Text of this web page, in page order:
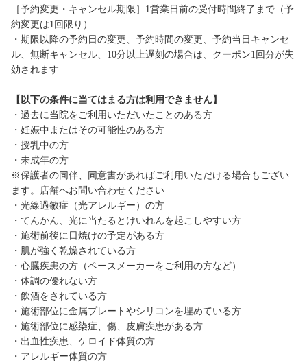
［予約変更・キャンセル期限］1営業日前の受付時間終了まで（予
約変更は1回限り）
・期限以降の予約日の変更、予約時間の変更、予約当日キャンセ
ル、無断キャンセル、10分以上遅刻の場合は、クーポン1回分が失
効されます
【以下の条件に当てはまる方は利用できません】
・過去に当院をご利用いただいたことのある方
・妊娠中またはその可能性のある方
・授乳中の方
・未成年の方
※保護者の同伴、同意書があればご利用いただける場合もござい
ます。店舗へお問い合わせください
・光線過敏症（光アレルギー）の方
・てんかん、光に当たるとけいれんを起こしやすい方
・施術前後に日焼けの予定がある方
・肌が強く乾燥されている方
・心臓疾患の方（ペースメーカーをご利用の方など）
・体調の優れない方
・飲酒をされている方
・施術部位に金属プレートやシリコンを埋めている方
・施術部位に感染症、傷、皮膚疾患がある方
・出血性疾患、ケロイド体質の方
・アレルギー体質の方